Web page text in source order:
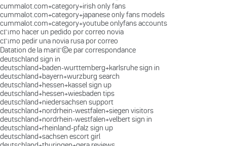
cummalot.com+category+irish only fans
cummalot.com+category+japanese only fans models
cummalot.com+category+youtube onlyfans accounts
cГіmo hacer un pedido por correo novia
cГіmo pedir una novia rusa por correo
Datation de la mariГ©e par correspondance
deutschland sign in
deutschland+baden-wurttemberg+karlsruhe sign in
deutschland+bayern+wurzburg search
deutschland+hessen+kassel sign up
deutschland+hessen+wiesbaden tips
deutschland+niedersachsen support
deutschland+nordrhein-westfalen+siegen visitors
deutschland+nordrhein-westfalen+velbert sign in
deutschland+rheinland-pfalz sign up
deutschland+sachsen escort girl